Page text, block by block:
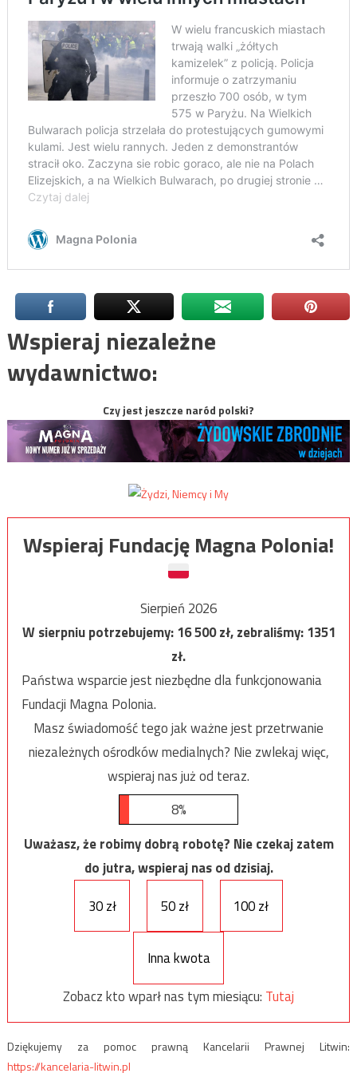
Wspieraj niezależne
wydawnictwo:
Czy jest jeszcze naród polski?
Wspieraj Fundację Magna Polonia!
Sierpień 2026
W sierpniu potrzebujemy:16 500zł, zebraliśmy:1351
zł.
Państwa wsparcie jest niezbędne dla funkcjonowania
Fundacji Magna Polonia.
Masz świadomość tego jak ważne jest przetrwanie
niezależnych ośrodków medialnych? Nie zwlekaj więc,
wspieraj nas już od teraz.
8%
Uważasz, że robimy dobrą robotę? Nie czekaj zatem
do jutra, wspieraj nas od dzisiaj.
30 zł
50 zł 100 zł
Inna kwota
Zobacz kto wparł nas tym miesiącu: Tutaj
Dziękujemy za pomoc prawną Kancelarii Prawnej Litwin:
https://kancelaria-litwin.pl